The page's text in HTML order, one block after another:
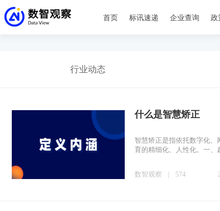
首页 标讯速递 企业查询 政
行业动态
什么是智慧矫正
智慧矫正是指依托数字化
育的精细化、人性化。一
数智观察 | 574